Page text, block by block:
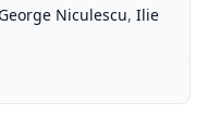
George Niculescu, Ilie